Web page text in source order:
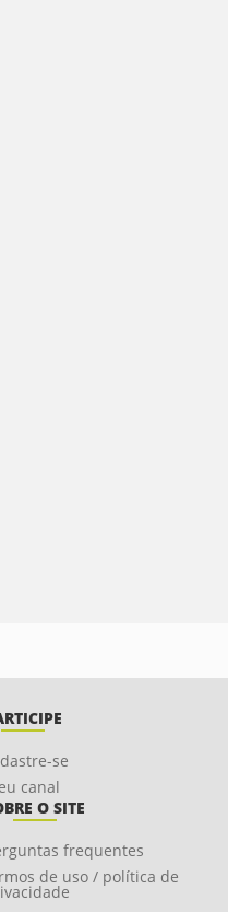
se
canal
O SITE
frequentes
de uso / política de